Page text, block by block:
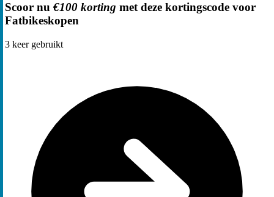
Scoor nu €100 korting met deze kortingscode voor
Fatbikeskopen
3 keer gebruikt